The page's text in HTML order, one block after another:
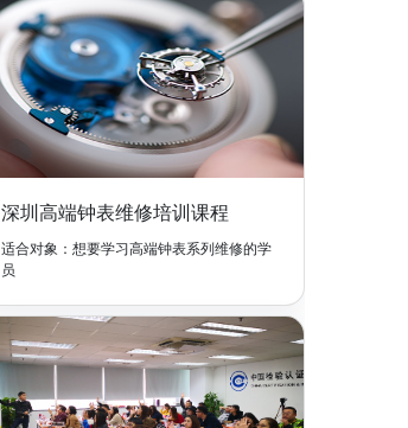
深圳高端钟表维修培训课程
适合对象：想要学习高端钟表系列维修的学
员